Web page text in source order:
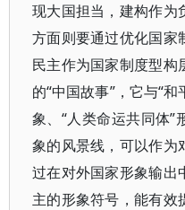
现大国担当，建构作为
方面则要通过优化国家
民主作为国家制度型构
的“中国故事”，它与“
象、“人类命运共同体
象的风景线，可以作为
过在对外国家形象输出
主的形象符号，能有效